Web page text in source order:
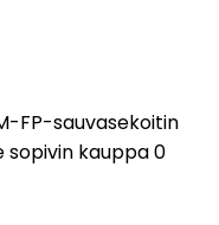
FP-sauvasekoitin
sopivin kauppa 0